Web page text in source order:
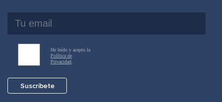
He leído y acepto la
Política de
Privacidad
Suscríbete